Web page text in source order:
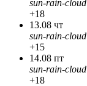
sun-rain-cloud
+18
13.08 чт
sun-rain-cloud
+15
14.08 пт
sun-rain-cloud
+18